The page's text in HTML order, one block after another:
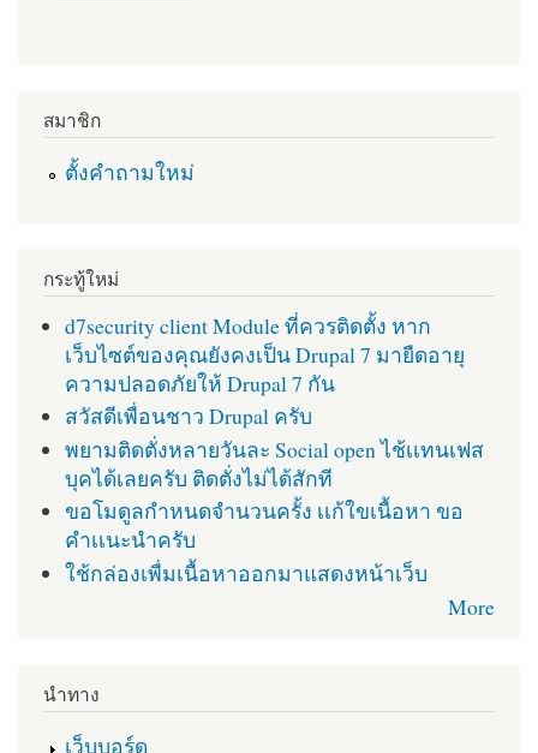
สมาชิก
ตั้งคำถามใหม่
กระทู้ใหม่
d7security client Module ที่ควรติดตั้ง หาก
เว็บไซต์ของคุณยังคงเป็น Drupal 7 มายืดอายุ
ความปลอดภัยให้ Drupal 7 กัน
สวัสดีเพื่อนชาว Drupal ครับ
พยามติดตั่งหลายวันละ Social open ไช้เเทนเฟส
บุคได้เลยครับ ติดตั่งไม่ได้สักที
ขอโมดูลกำหนดจำนวนครั้ง เเก้ใขเนื้อหา ขอ
คำเเนะนำครับ
ใช้กล่องเพื่มเนื้อหาออกมาแสดงหน้าเว็บ
More
นำทาง
เว็บบอร์ด